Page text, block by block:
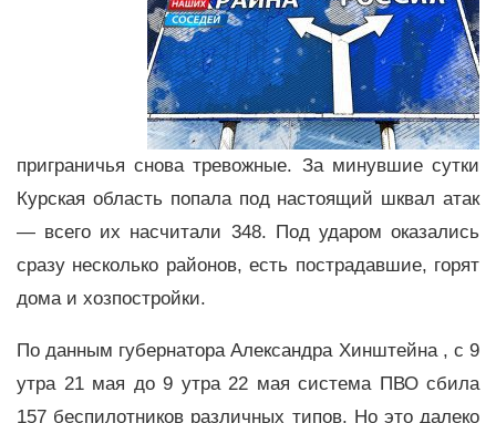
приграничья снова тревожные. За минувшие сутки
Курская область попала под настоящий шквал атак
— всего их насчитали 348. Под ударом оказались
сразу несколько районов, есть пострадавшие, горят
дома и хозпостройки.
По данным губернатора Александра Хинштейна , с 9
утра 21 мая до 9 утра 22 мая система ПВО сбила
157 беспилотников различных типов. Но это далеко